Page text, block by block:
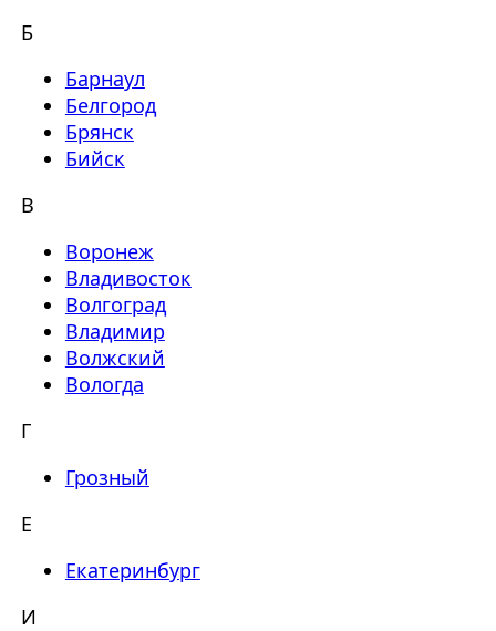
Б
Барнаул
Белгород
Брянск
Бийск
В
Воронеж
Владивосток
Волгоград
Владимир
Волжский
Вологда
Г
Грозный
Е
Екатеринбург
И